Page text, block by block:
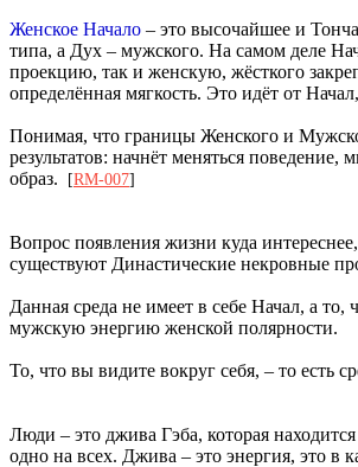
Женское Начало – это высочайшее и
типа, а Дух – мужского. На самом деле
проекцию, так и женскую, жёсткого
определённая мягкость. Это идёт от
Понимая, что границы Женского и
результатов: начнёт меняться
образ.
[RM-007]
Вопрос появления жизни куда
существуют Династические некровные
Данная среда не имеет в себе Начал, а
мужскую энергию женской полярности.
То, что вы видите вокруг себя, – то есть
Люди – это джива Гэба, которая
одно на всех. Джива – это энергия, это в